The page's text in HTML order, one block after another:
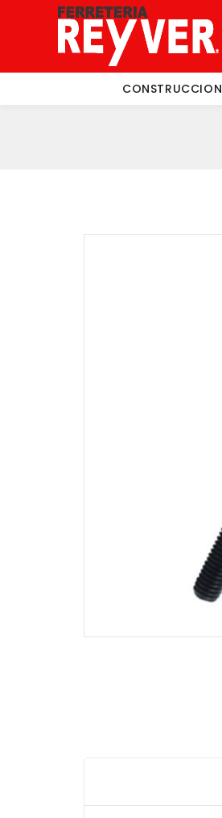
CONSTRUCCION